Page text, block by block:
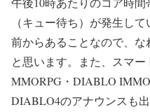
（キュー待ち）が発生し
前からあることなので、
と思います。また、スマ
MMORPG・DIABLO
DIABLO4のアナウンスも